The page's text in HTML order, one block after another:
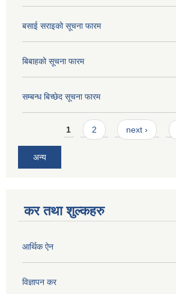
बसाई सराइको सूचना फारम
बिबाहको सूचना फारम
सम्बन्ध बिच्छेद सूचना फारम
Pages1 2 next ›
अन्य
कर तथा शुल्कहरु
आर्थिक ऐन
विज्ञापन कर